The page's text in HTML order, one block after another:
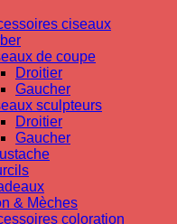
ciseaux
de coupe
Droitier
Gaucher
sculpteurs
Droitier
Gaucher
& Mèches
coloration